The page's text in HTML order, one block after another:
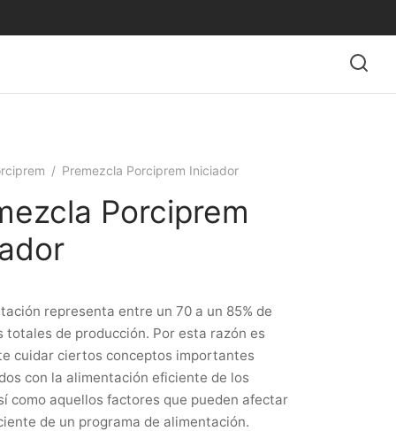
/ Premezcla Porciprem Iniciador
Porciprem
representa entre un 70 a un 85% de
totales de producción. Por esta razón es
cuidar ciertos conceptos importantes
con la alimentación eficiente de los
como aquellos factores que pueden afectar
de un programa de alimentación.